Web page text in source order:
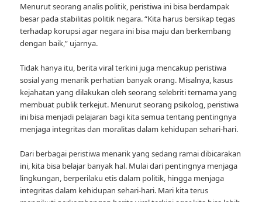
Menurut seorang analis politik, peristiwa ini bisa berdampak
besar pada stabilitas politik negara. “Kita harus bersikap tegas
terhadap korupsi agar negara ini bisa maju dan berkembang
dengan baik,” ujarnya.
Tidak hanya itu, berita viral terkini juga mencakup peristiwa
sosial yang menarik perhatian banyak orang. Misalnya, kasus
kejahatan yang dilakukan oleh seorang selebriti ternama yang
membuat publik terkejut. Menurut seorang psikolog, peristiwa
ini bisa menjadi pelajaran bagi kita semua tentang pentingnya
menjaga integritas dan moralitas dalam kehidupan sehari-hari.
Dari berbagai peristiwa menarik yang sedang ramai dibicarakan
ini, kita bisa belajar banyak hal. Mulai dari pentingnya menjaga
lingkungan, berperilaku etis dalam politik, hingga menjaga
integritas dalam kehidupan sehari-hari. Mari kita terus